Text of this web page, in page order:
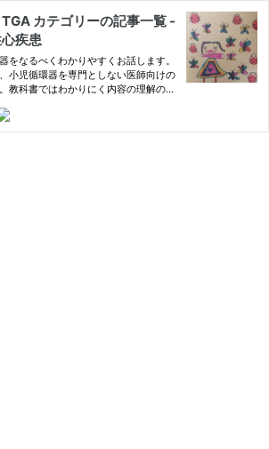
カテゴリーの記事一覧 -
疾患
をなるべくわかりやすくお話します。
小児循環器を専門としない医師向けの
教科書ではわかりにく内容の理解の助